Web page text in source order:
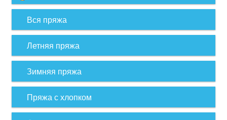
Вся пряжа
Летняя пряжа
Зимняя пряжа
Пряжа с хлопком